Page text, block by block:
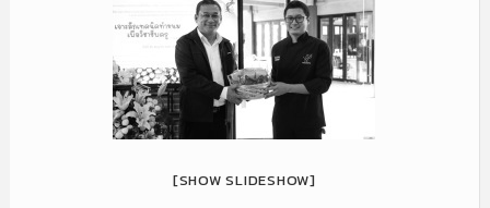
[SHOW SLIDESHOW]